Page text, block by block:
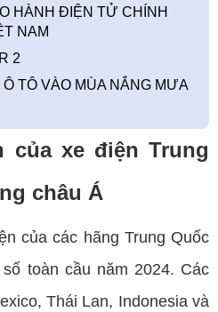
HÀNH ĐIỆN TỬ CHÍNH
NAM
2
TÔ VÀO MÙA NẮNG MƯA
của xe điện Trung
châu Á
của các hãng Trung Quốc
toàn cầu năm 2024. Các
Thái Lan, Indonesia và